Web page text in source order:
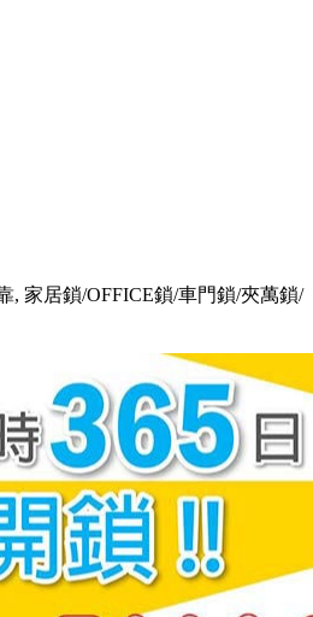
, 家居鎖/OFFICE鎖/車門鎖/夾萬鎖/